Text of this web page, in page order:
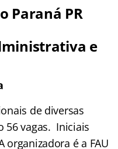
Paraná PR
e
de diversas
56 vagas. Iniciais
organizadora é a FAU